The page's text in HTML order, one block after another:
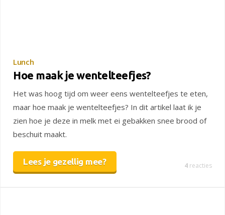
Lunch
Hoe maak je wentelteefjes?
Het was hoog tijd om weer eens wentelteefjes te eten,
maar hoe maak je wentelteefjes? In dit artikel laat ik je
zien hoe je deze in melk met ei gebakken snee brood of
beschuit maakt.
Lees je gezellig mee? 4 reacties